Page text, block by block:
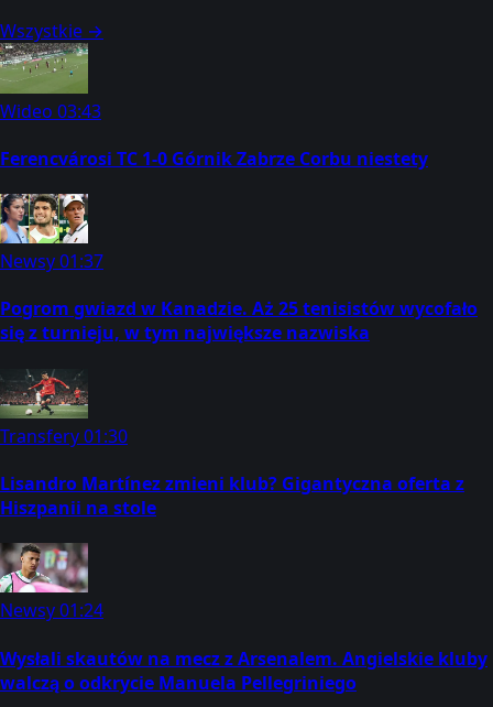
Wszystkie →
Wideo 03:43
Ferencvárosi TC 1-0 Górnik Zabrze Corbu niestety
Newsy01:37
Pogrom gwiazd w Kanadzie. Aż 25 tenisistów wycofało
się z turnieju, w tym największe nazwiska
Transfery01:30
Lisandro Martínez zmieni klub? Gigantyczna oferta z
Hiszpanii na stole
Newsy01:24
Wysłali skautów na mecz z Arsenalem. Angielskie kluby
walczą o odkrycie Manuela Pellegriniego